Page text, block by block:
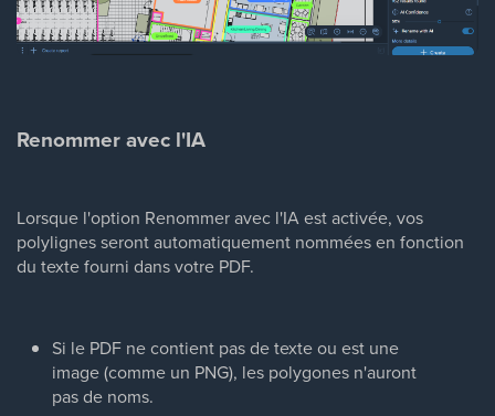
Renommer avec l'IA
Lorsque l'option Renommer avec l'IA est activée, vos
polylignes seront automatiquement nommées en fonction
du texte fourni dans votre PDF.
Si le PDF ne contient pas de texte ou est une
image (comme un PNG), les polygones n'auront
pas de noms.